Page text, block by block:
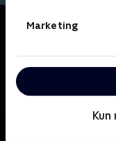
Marketing
Kun
Om F for får
Følg livet på
hans venner og
at rette op på.